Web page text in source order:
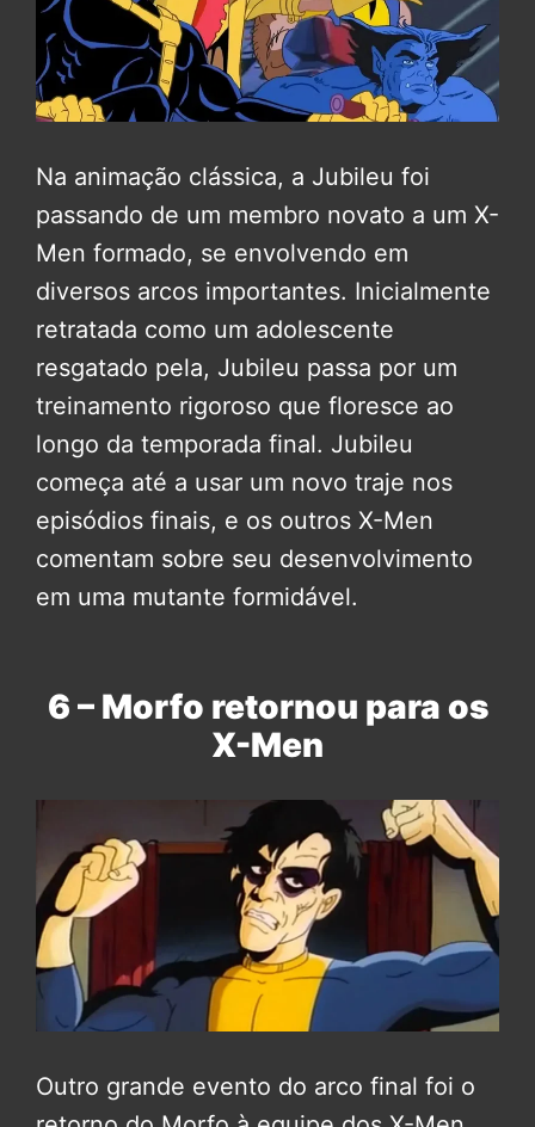
Na animação clássica, a Jubileu foi
passando de um membro novato a um X-
Men formado, se envolvendo em
diversos arcos importantes. Inicialmente
retratada como um adolescente
resgatado pela, Jubileu passa por um
treinamento rigoroso que floresce ao
longo da temporada final. Jubileu
começa até a usar um novo traje nos
episódios finais, e os outros X-Men
comentam sobre seu desenvolvimento
em uma mutante formidável.
6 – Morfo retornou para os
X-Men
Outro grande evento do arco final foi o